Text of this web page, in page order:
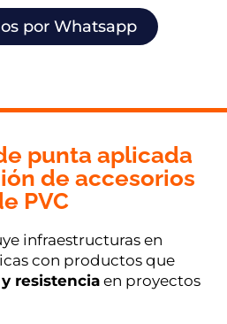
por Whatsapp
punta aplicada
de accesorios
PVC
infraestructuras en
con productos que
resistencia en proyectos